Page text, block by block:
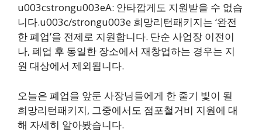
u003cstrongu003eA: 안타깝게도 지원받을 수 없습
니다.u003c/strongu003e 희망리턴패키지는 ‘완전
한 폐업’을 전제로 지원합니다. 단순 사업장 이전이
나, 폐업 후 동일한 장소에서 재창업하는 경우는 지
원 대상에서 제외됩니다.
오늘은 폐업을 앞둔 사장님들에게 한 줄기 빛이 될
희망리턴패키지, 그중에서도 점포철거비 지원에 대
해 자세히 알아봤습니다.